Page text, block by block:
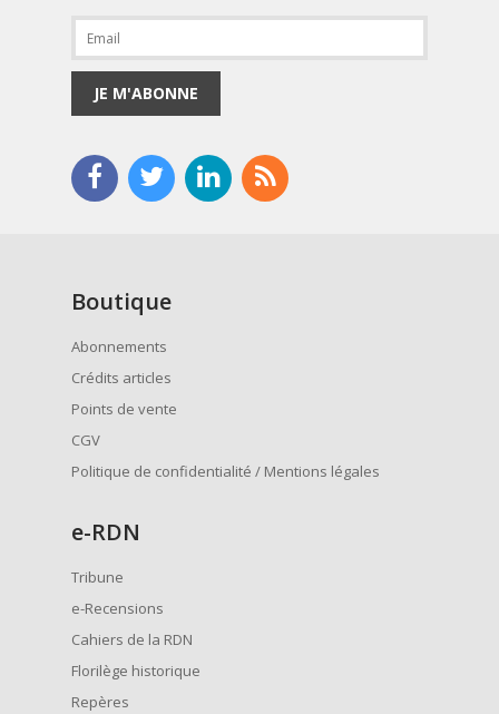
JE M'ABONNE
Boutique
Abonnements
Crédits articles
Points de vente
CGV
Politique de confidentialité / Mentions légales
e-RDN
Tribune
e-Recensions
Cahiers de la RDN
Florilège historique
Repères